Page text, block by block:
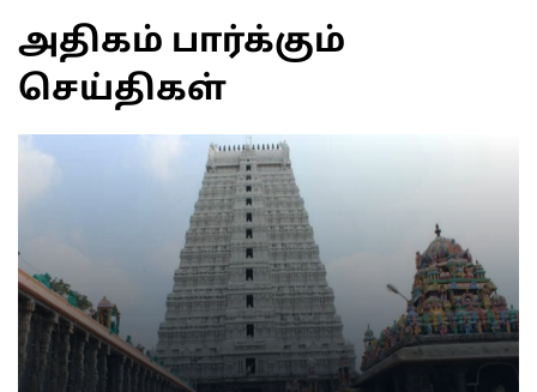
அதிகம் பார்க்கும்
செய்திகள்